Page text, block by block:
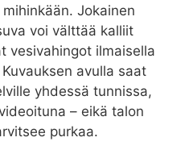
Jokainen
voi välttää kalliit
vesivahingot ilmaisella
avulla saat
yhdessä tunnissa,
– eikä talon
purkaa.